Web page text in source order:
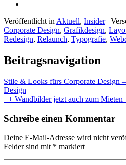
Veröffentlicht in Aktuell, Insider|
Corporate Design, Grafikdesign,
Redesign, Relaunch, Typografie,
Beitragsnavigation
Stile & Looks fürs Corporate Design
Design
++ Wandbilder jetzt auch zum Mieten
Schreibe einen Kommentar
Deine E-Mail-Adresse wird nicht
Felder sind mit * markiert